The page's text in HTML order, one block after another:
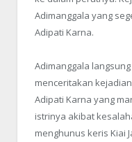
Adimanggala yang
Adipati Karna.
Adimanggala
menceritakan
Adipati Karna yang
istrinya akibat
menghunus keris Kiai